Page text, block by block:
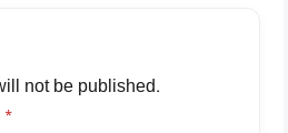
not be published.
*